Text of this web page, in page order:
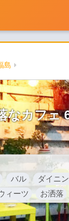
島
なカフェ
バル
ダイニ
ィーツ お洒落